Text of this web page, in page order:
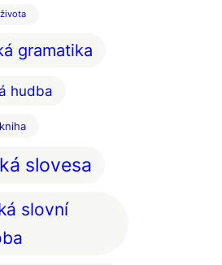
gramatika
hudba
slovesa
slovní